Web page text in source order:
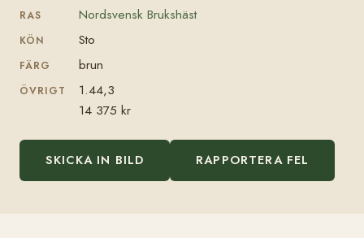
RAS Nordsvensk Brukshäst
KÖN Sto
FÄRG brun
ÖVRIGT
1.44,3
14 375 kr
SKICKA IN BILD RAPPORTERA FEL